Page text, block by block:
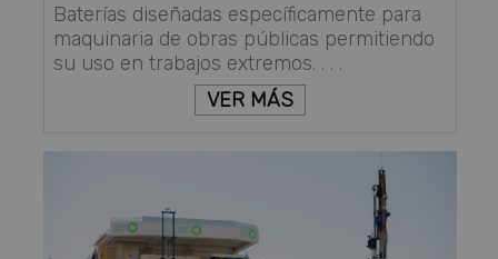
Baterías diseñadas específicamente para
maquinaria de obras públicas permitiendo
su uso en trabajos extremos. . . .
VER MÁS